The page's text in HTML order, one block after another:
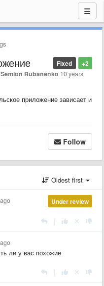
+2
Fixed
Semion Rubanenko 10 years
приложение зависает и
Follow
Oldest first
Under review
ли у вас похожие